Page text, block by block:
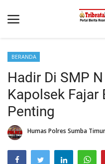
Beranda
Terms & Conditions
Reskrim
Binkam
Giat Ops
Polisi Kita
BERANDA
Hadir Di SMP
Kapolsek Fajar
Penting
Humas Polres Sumba Timur